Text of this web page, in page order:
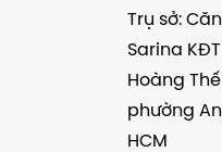
Trụ sở:
Sarina
Hoàng
phường
HCM